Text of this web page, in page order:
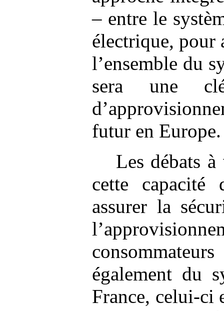
– entre le
électrique, pour
l’ensemble du
sera une
futur en Europe.
Les débats
cette capacité
assurer la
également du
France, celui-ci